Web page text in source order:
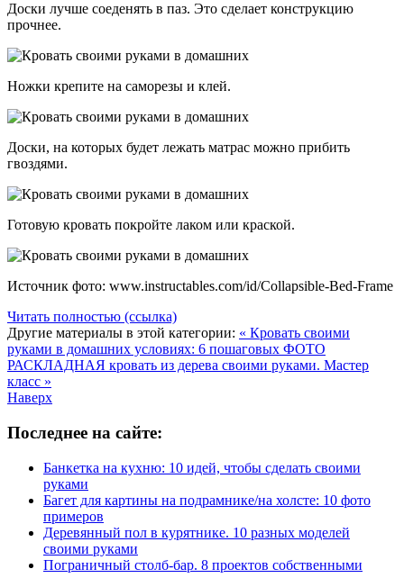
Доски лучше соеденять в паз. Это сделает конструкцию
прочнее.
Ножки крепите на саморезы и клей.
Доски, на которых будет лежать матрас можно прибить
гвоздями.
Готовую кровать покройте лаком или краской.
Источник фото: www.instructables.com/id/Collapsible-Bed-Frame
Читать полностью (ссылка)
Другие материалы в этой категории: « Кровать своими
руками в домашних условиях: 6 пошаговых ФОТО
РАСКЛАДНАЯ кровать из дерева своими руками. Мастер
класс »
Наверх
Последнее на сайте:
Банкетка на кухню: 10 идей, чтобы сделать своими
руками
Багет для картины на подрамнике/на холсте: 10 фото
примеров
Деревянный пол в курятнике. 10 разных моделей
своими руками
Пограничный столб-бар. 8 проектов собственными